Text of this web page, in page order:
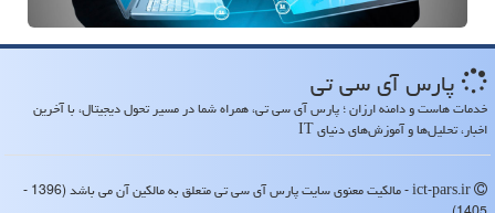
پارس آی سی تی
خدمات هاست و دامنه ارزان ؛ پارس آی سی تی، همراه شما در مسیر تحول دیجیتال، با آخرین
اخبار، تحلیل‌ها و آموزش‌های دنیای IT
ict-pars.ir - مالکیت معنوی سایت پارس آی سی تی متعلق به مالکین آن می باشد (1396 -